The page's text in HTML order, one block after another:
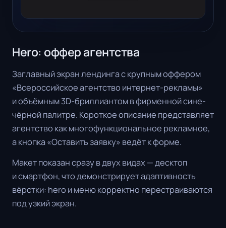
Hero: оффер агентства
Заглавный экран лендинга с крупным оффером
«Всероссийское агентство интернет-рекламы»
и объёмным 3D-бриллиантом в фирменной сине-
чёрной палитре. Короткое описание представляет
агентство как многофункциональное рекламное,
а кнопка «Оставить заявку» ведёт к форме.
Макет показан сразу в двух видах — десктоп
и смартфон, что демонстрирует адаптивность
вёрстки: hero и меню корректно перестраиваются
под узкий экран.